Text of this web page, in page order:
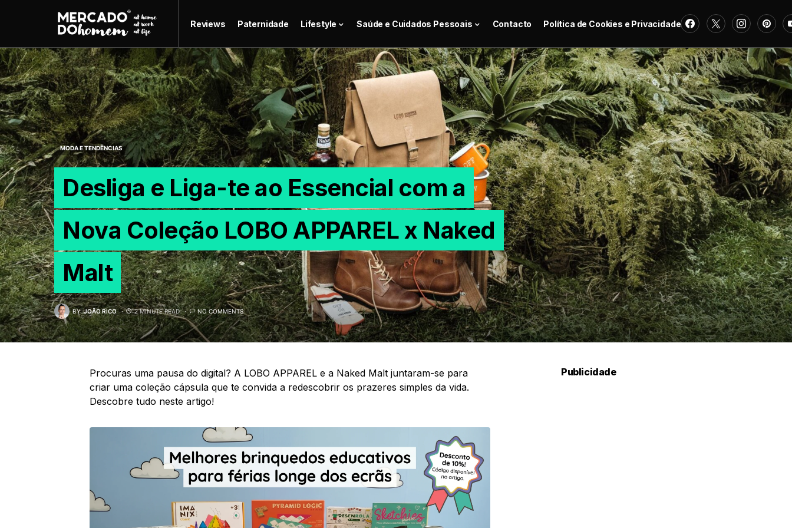
Reviews Paternidade Lifestyle Saúde e Cuidados Pessoais Contacto Política de Cookies e Privacidade
MODA E TENDÊNCIAS
Desliga e Liga-te ao Essencial com a
Nova Coleção LOBO APPAREL x Naked
Malt
BY JOÃO RICO 2 MINUTE READ NO COMMENTS
Procuras uma pausa do digital? A LOBO APPAREL e a Naked Malt juntaram-se para
criar uma coleção cápsula que te convida a redescobrir os prazeres simples da vida.
Descobre tudo neste artigo!
Publicidade